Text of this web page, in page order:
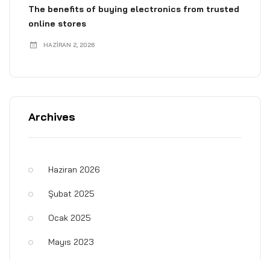
The benefits of buying electronics from trusted
online stores
HAZIRAN 2, 2026
Archives
Haziran 2026
Şubat 2025
Ocak 2025
Mayıs 2023